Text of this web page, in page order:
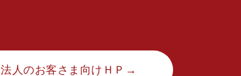
法人のお客さま向けＨＰ→